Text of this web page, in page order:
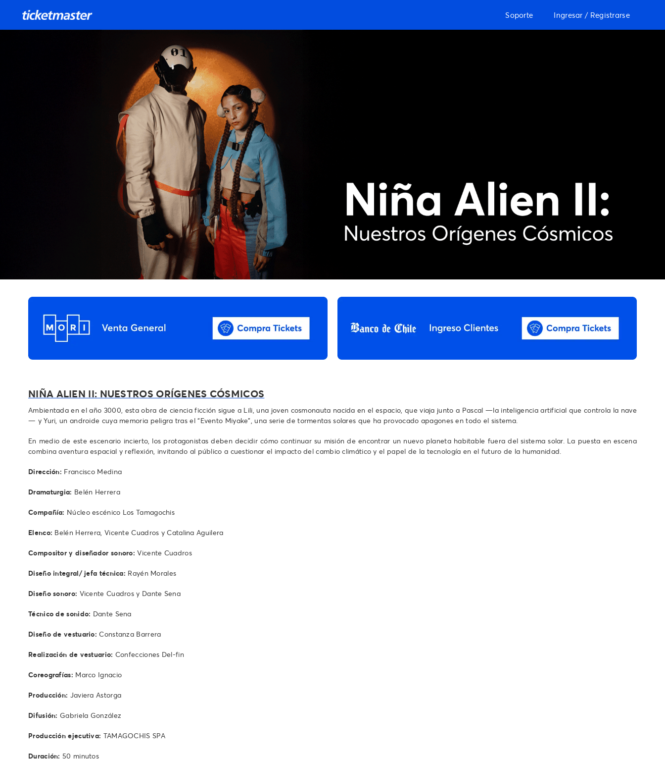
Soporte Ingresar / Registrarse
NIÑA ALIEN II: NUESTROS ORÍGENES CÓSMICOS
Ambientada en el año 3000, esta obra de ciencia ficción sigue a Lili, una joven cosmonauta nacida en el espacio, que viaja junto a Pascal —la inteligencia artificial que controla la nave
— y Yuri, un androide cuya memoria peligra tras el “Evento Miyake”, una serie de tormentas solares que ha provocado apagones en todo el sistema.
En medio de este escenario incierto, los protagonistas deben decidir cómo continuar su misión de encontrar un nuevo planeta habitable fuera del sistema solar. La puesta en escena
combina aventura espacial y reflexión, invitando al público a cuestionar el impacto del cambio climático y el papel de la tecnología en el futuro de la humanidad.
Dirección: Francisco Medina
Dramaturgia: Belén Herrera
Compañía: Núcleo escénico Los Tamagochis
Elenco: Belén Herrera, Vicente Cuadros y Catalina Aguilera
Compositor y diseñador sonoro: Vicente Cuadros
Diseño integral/ jefa técnica: Rayén Morales
Diseño sonoro: Vicente Cuadros y Dante Sena
Técnico de sonido: Dante Sena
Diseño de vestuario: Constanza Barrera
Realización de vestuario: Confecciones Del-fin
Coreografías: Marco Ignacio
Producción: Javiera Astorga
Difusión: Gabriela González
Producción ejecutiva: TAMAGOCHIS SPA
Duración: 50 minutos